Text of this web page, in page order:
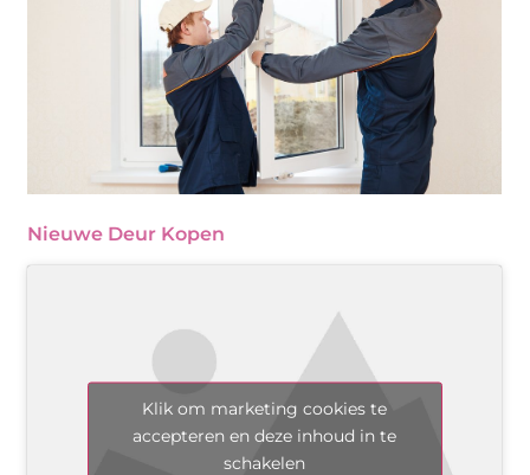
Nieuwe Deur Kopen
Klik om marketing cookies te
accepteren en deze inhoud in te
schakelen